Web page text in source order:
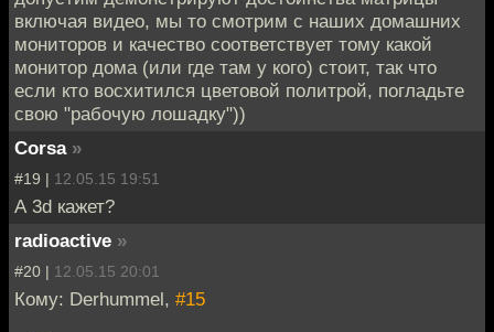
включая видео, мы то смотрим с наших домашних
мониторов и качество соответствует тому какой
монитор дома (или где там у кого) стоит, так что
если кто восхитился цветовой политрой, погладьте
свою "рабочую лошадку"))
Corsa »
#19 | 12.05.15 19:51
А 3d кажет?
radioactive »
#20 | 12.05.15 20:01
Кому: Derhummel, #15